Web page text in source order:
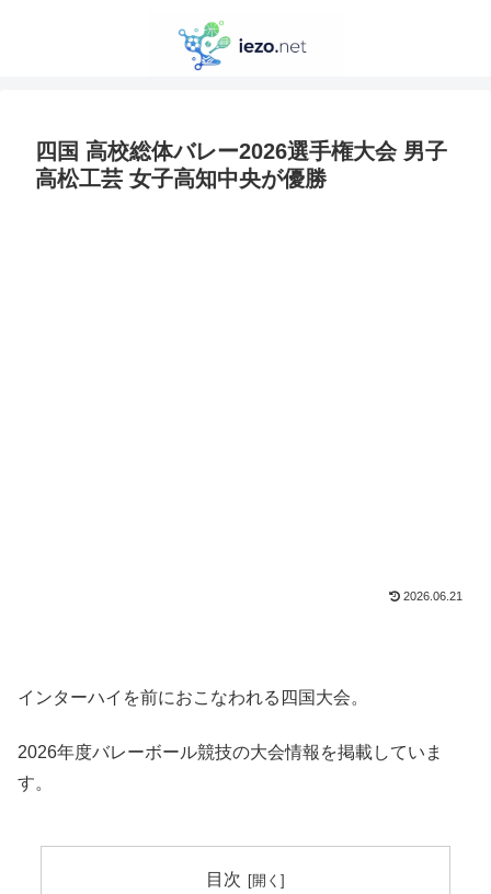
四国 高校総体バレー2026選手権大会 男子
高松工芸 女子高知中央が優勝
2026.06.21
インターハイを前におこなわれる四国大会。
2026年度バレーボール競技の大会情報を掲載していま
す。
目次